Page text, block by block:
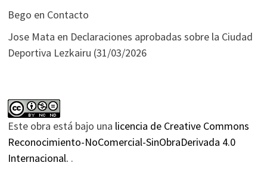
Bego en Contacto
Jose Mata en Declaraciones aprobadas sobre la Ciudad
Deportiva Lezkairu (31/03/2026
Este obra está bajo una licencia de Creative Commons
Reconocimiento-NoComercial-SinObraDerivada 4.0
Internacional. .